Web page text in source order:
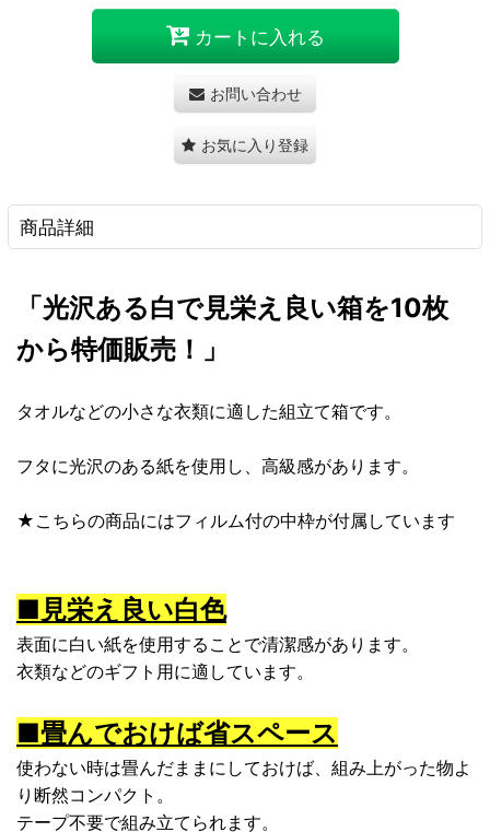
カートに入れる
お問い合わせ
お気に入り登録
商品詳細
「光沢ある白で見栄え良い箱を10枚
から特価販売！」
タオルなどの小さな衣類に適した組立て箱です。
フタに光沢のある紙を使用し、高級感があります。
★こちらの商品にはフィルム付の中枠が付属しています
■見栄え良い白色
表面に白い紙を使用することで清潔感があります。
衣類などのギフト用に適しています。
■畳んでおけば省スペース
使わない時は畳んだままにしておけば、組み上がった物よ
り断然コンパクト。
テープ不要で組み立てられます。